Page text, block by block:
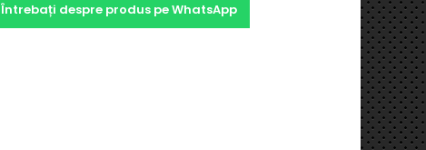
Întrebați despre produs pe WhatsApp